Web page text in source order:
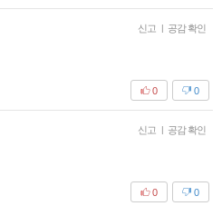
신고 | 공감 확인
0
0
신고 | 공감 확인
0
0